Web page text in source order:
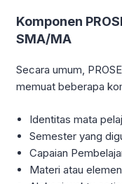
Komponen
SMA/MA
Secara umum,
memuat beberapa
Identitas mata
Semester yang
Capaian
Materi atau